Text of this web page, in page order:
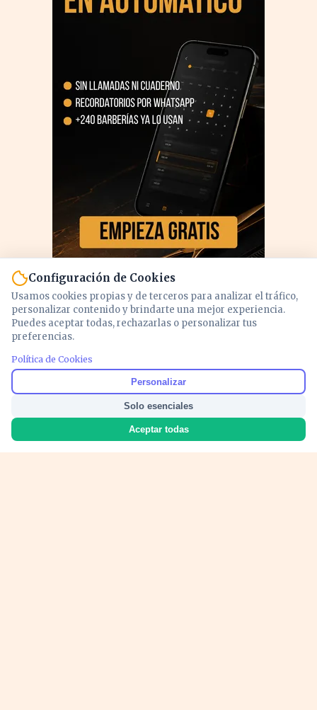
Configuración de Cookies
Usamos cookies propias y de terceros para analizar el tráfico,
personalizar contenido y brindarte una mejor experiencia.
Puedes aceptar todas, rechazarlas o personalizar tus
preferencias.
Política de Cookies
Personalizar
Solo esenciales
Aceptar todas